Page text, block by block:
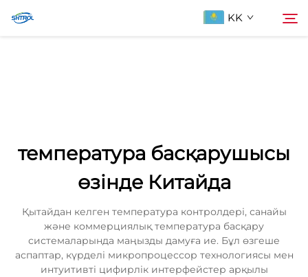
KK
Бізбен хабарласыңы
температура басқарушысы
өзінде Китайда
Қытайдан келген температура контролдері, санайы
және коммерциялық температура басқару
системаларында маңызды дамуға ие. Бұл өзгеше
аспаптар, күрделі микропроцессор технологиясы мен
интуитивті цифирлік интерфейстер арқылы